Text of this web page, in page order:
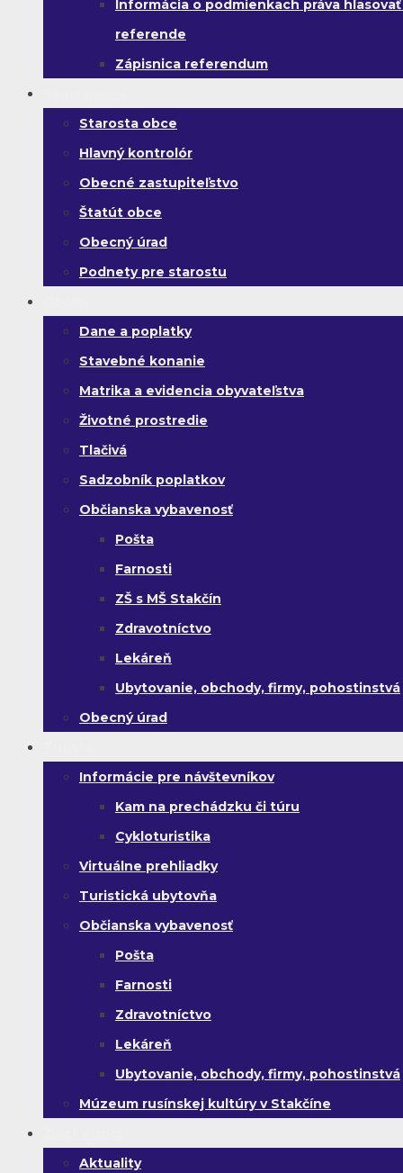
Informácia o podmienkach práva hlasovať
referende
Zápisnica referendum
Starosta obce
Hlavný kontrolór
Obecné zastupiteľstvo
Štatút obce
Obecný úrad
Podnety pre starostu
Dane a poplatky
Stavebné konanie
Matrika a evidencia obyvateľstva
Životné prostredie
Tlačivá
Sadzobník poplatkov
Občianska vybavenosť
Pošta
Farnosti
ZŠ s MŠ Stakčín
Zdravotníctvo
Lekáreň
Ubytovanie, obchody, firmy, pohostinstvá
Obecný úrad
Informácie pre návštevníkov
Kam na prechádzku či túru
Cykloturistika
Virtuálne prehliadky
Turistická ubytovňa
Občianska vybavenosť
Pošta
Farnosti
Zdravotníctvo
Lekáreň
Ubytovanie, obchody, firmy, pohostinstvá
Múzeum rusínskej kultúry v Stakčíne
Aktuality